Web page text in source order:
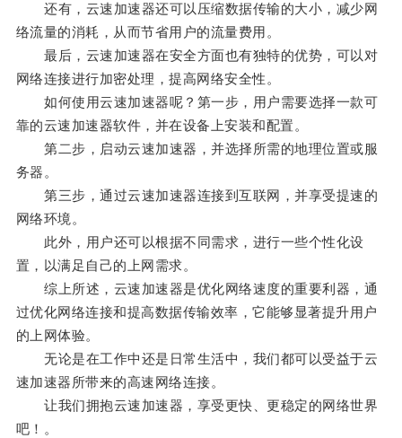
还有，云速加速器还可以压缩数据传输的大小，减少网
络流量的消耗，从而节省用户的流量费用。
最后，云速加速器在安全方面也有独特的优势，可以对
网络连接进行加密处理，提高网络安全性。
如何使用云速加速器呢？第一步，用户需要选择一款可
靠的云速加速器软件，并在设备上安装和配置。
第二步，启动云速加速器，并选择所需的地理位置或服
务器。
第三步，通过云速加速器连接到互联网，并享受提速的
网络环境。
此外，用户还可以根据不同需求，进行一些个性化设
置，以满足自己的上网需求。
综上所述，云速加速器是优化网络速度的重要利器，通
过优化网络连接和提高数据传输效率，它能够显著提升用户
的上网体验。
无论是在工作中还是日常生活中，我们都可以受益于云
速加速器所带来的高速网络连接。
让我们拥抱云速加速器，享受更快、更稳定的网络世界
吧！。